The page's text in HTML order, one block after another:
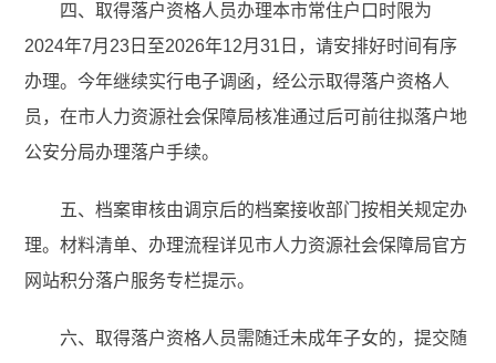
四、取得落户资格人员办理本市常住户口时限为
2024年7月23日至2026年12月31日，请安排好时间有序
办理。今年继续实行电子调函，经公示取得落户资格人
员，在市人力资源社会保障局核准通过后可前往拟落户地
公安分局办理落户手续。
五、档案审核由调京后的档案接收部门按相关规定办
理。材料清单、办理流程详见市人力资源社会保障局官方
网站积分落户服务专栏提示。
六、取得落户资格人员需随迁未成年子女的，提交随